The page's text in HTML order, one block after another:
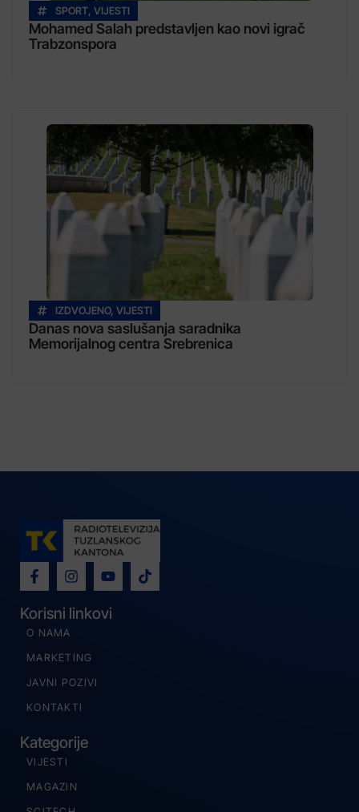
SPORT VIJESTI
Mohamed Salah predstavljen kao novi igrač
Trabzonspora
IZDVOJENO, VIJESTI
Danas nova saslušanja saradnika
Memorijalnog centra Srebrenica
Korisni linkovi
O NAMA
MARKETING
JAVNI POZIVI
KONTAKTI
Kategorije
VIJESTI
MAGAZIN